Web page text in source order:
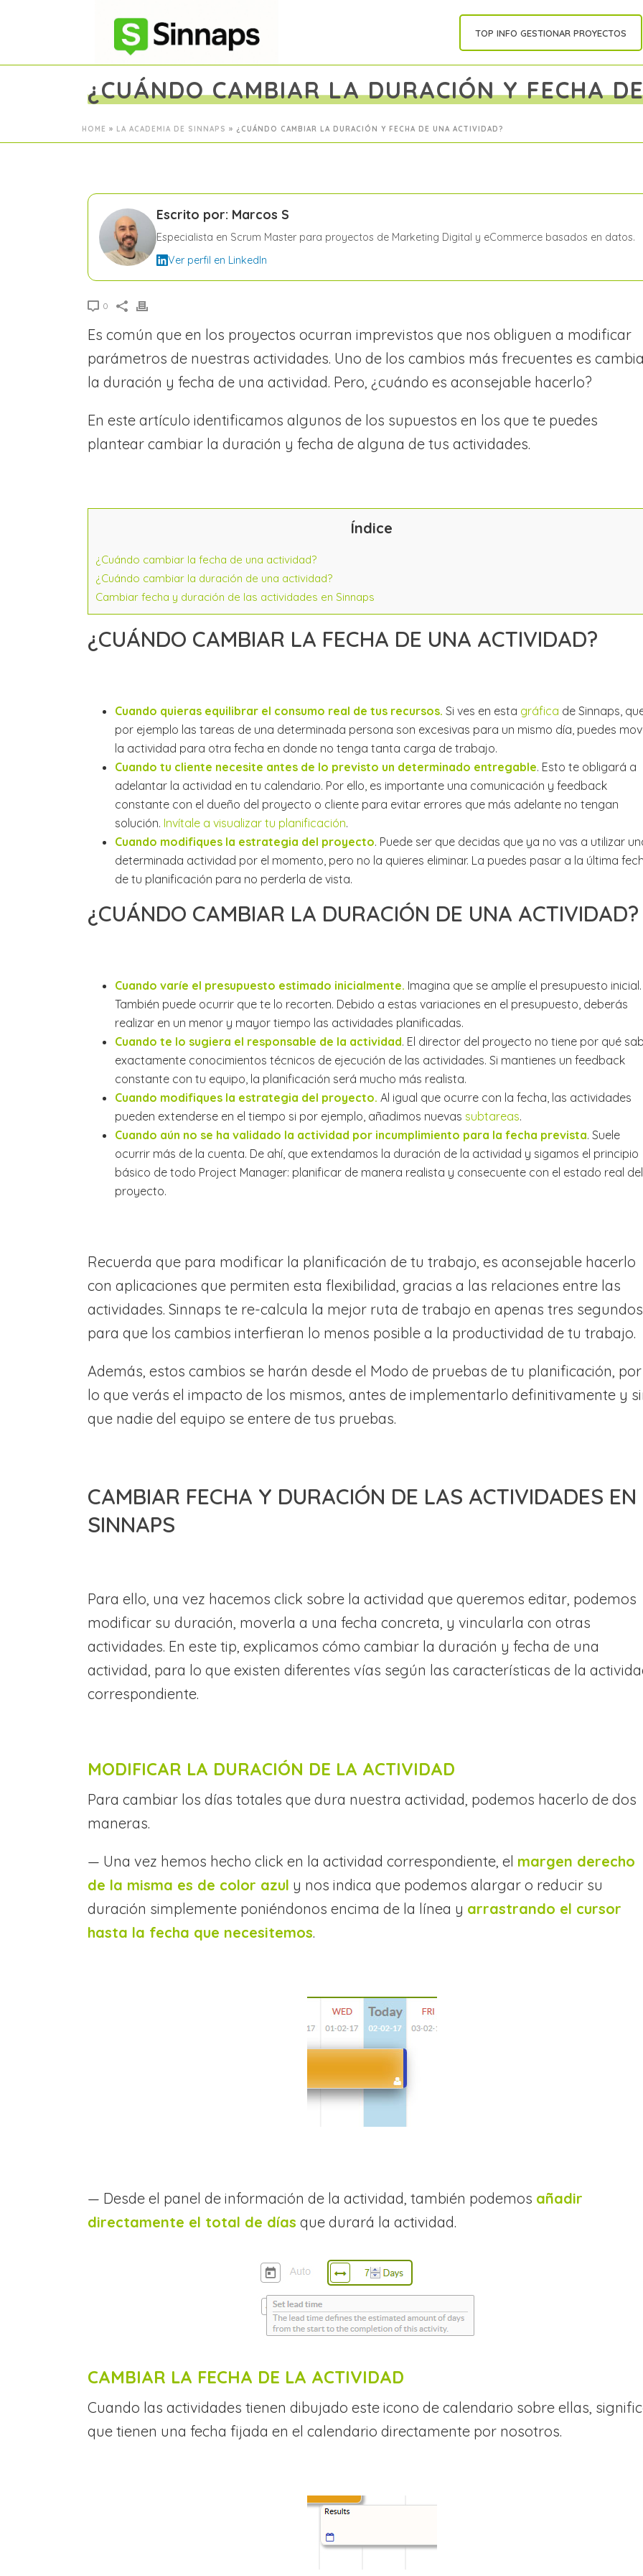
TOP INFO GESTIONAR PROYECTOS
¿CUÁNDO CAMBIAR LA DURACIÓN Y FECHA
HOME » LA ACADEMIA DE SINNAPS » ¿CUÁNDO CAMBIAR LA DURACIÓN Y FECHA DE UNA ACTIVIDAD?
Escrito por: Marcos S
Especialista en Scrum Master para proyectos de Marketing Digital y eCommerce basados en datos.
Ver perfil en LinkedIn
0
Es común que en los proyectos ocurran imprevistos que nos obliguen a modificar
parámetros de nuestras actividades. Uno de los cambios más frecuentes es
la duración y fecha de una actividad. Pero, ¿cuándo es aconsejable hacerlo?
En este artículo identificamos algunos de los supuestos en los que te puedes
plantear cambiar la duración y fecha de alguna de tus actividades.
Índice
¿Cuándo cambiar la fecha de una actividad?
¿Cuándo cambiar la duración de una actividad?
Cambiar fecha y duración de las actividades en Sinnaps
¿CUÁNDO CAMBIAR LA FECHA DE UNA ACTIVIDAD?
Cuando quieras equilibrar el consumo real de tus recursos. Si ves en esta gráfica de Sinnaps,
por ejemplo las tareas de una determinada persona son excesivas para un mismo día, puedes
la actividad para otra fecha en donde no tenga tanta carga de trabajo.
Cuando tu cliente necesite antes de lo previsto un determinado entregable. Esto te obligará a
adelantar la actividad en tu calendario. Por ello, es importante una comunicación y feedback
constante con el dueño del proyecto o cliente para evitar errores que más adelante no tengan
solución. Invítale a visualizar tu planificación.
Cuando modifiques la estrategia del proyecto. Puede ser que decidas que ya no vas a utilizar
determinada actividad por el momento, pero no la quieres eliminar. La puedes pasar a la última
de tu planificación para no perderla de vista.
¿CUÁNDO CAMBIAR LA DURACIÓN DE UNA ACTIVIDAD?
Cuando varíe el presupuesto estimado inicialmente. Imagina que se amplíe el presupuesto inicial.
También puede ocurrir que te lo recorten. Debido a estas variaciones en el presupuesto, deberás
realizar en un menor y mayor tiempo las actividades planificadas.
Cuando te lo sugiera el responsable de la actividad. El director del proyecto no tiene por qué
exactamente conocimientos técnicos de ejecución de las actividades. Si mantienes un feedback
constante con tu equipo, la planificación será mucho más realista.
Cuando modifiques la estrategia del proyecto. Al igual que ocurre con la fecha, las actividades
pueden extenderse en el tiempo si por ejemplo, añadimos nuevas subtareas.
Cuando aún no se ha validado la actividad por incumplimiento para la fecha prevista. Suele
ocurrir más de la cuenta. De ahí, que extendamos la duración de la actividad y sigamos el principio
básico de todo Project Manager: planificar de manera realista y consecuente con el estado real del
proyecto.
Recuerda que para modificar la planificación de tu trabajo, es aconsejable hacerlo
con aplicaciones que permiten esta flexibilidad, gracias a las relaciones entre las
actividades. Sinnaps te re-calcula la mejor ruta de trabajo en apenas tres
para que los cambios interfieran lo menos posible a la productividad de tu trabajo.
Además, estos cambios se harán desde el Modo de pruebas de tu planificación, por
lo que verás el impacto de los mismos, antes de implementarlo definitivamente y
que nadie del equipo se entere de tus pruebas.
CAMBIAR FECHA Y DURACIÓN DE LAS ACTIVIDADES EN
SINNAPS
Para ello, una vez hacemos click sobre la actividad que queremos editar, podemos
modificar su duración, moverla a una fecha concreta, y vincularla con otras
actividades. En este tip, explicamos cómo cambiar la duración y fecha de una
actividad, para lo que existen diferentes vías según las características de la
correspondiente.
MODIFICAR LA DURACIÓN DE LA ACTIVIDAD
Para cambiar los días totales que dura nuestra actividad, podemos hacerlo de dos
maneras.
— Una vez hemos hecho click en la actividad correspondiente, el margen derecho
de la misma es de color azul y nos indica que podemos alargar o reducir su
duración simplemente poniéndonos encima de la línea y arrastrando el cursor
hasta la fecha que necesitemos.
— Desde el panel de información de la actividad, también podemos añadir
directamente el total de días que durará la actividad.
CAMBIAR LA FECHA DE LA ACTIVIDAD
Cuando las actividades tienen dibujado este icono de calendario sobre ellas,
que tienen una fecha fijada en el calendario directamente por nosotros.